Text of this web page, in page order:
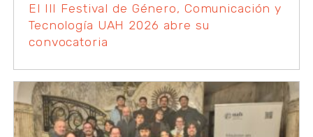
El III Festival de Género, Comunicación y
Tecnología UAH 2026 abre su
convocatoria